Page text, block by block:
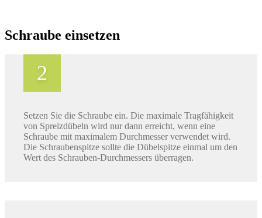
Schraube einsetzen
Setzen Sie die Schraube ein. Die maximale Tragfähigkeit
von Spreizdübeln wird nur dann erreicht, wenn eine
Schraube mit maximalem Durchmesser verwendet wird.
Die Schraubenspitze sollte die Dübelspitze einmal um den
Wert des Schrauben-Durchmessers überragen.